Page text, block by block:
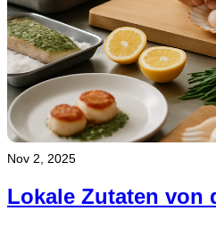
Nov 2, 2025
Lokale Zutaten von